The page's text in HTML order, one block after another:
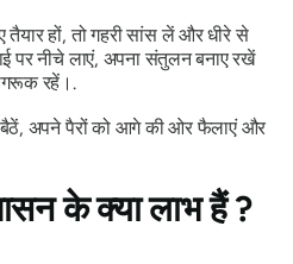
हों, तो गहरी सांस लें और धीरे से
पर नीचे लाएं, अपना संतुलन बनाए रखें
रहें।.
अपने पैरों को आगे की ओर फैलाएं और
के क्या लाभ हैं ?